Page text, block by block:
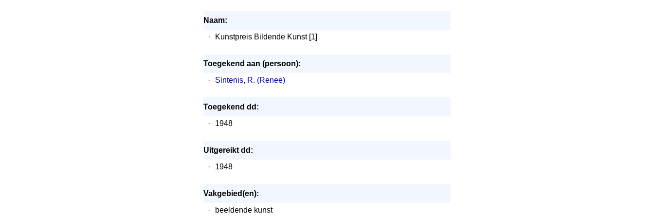
Naam:
·
Kunstpreis Bildende Kunst [1]
Toegekend aan (persoon):
·
Sintenis, R. (Renee)
Toegekend dd:
·
1948
Uitgereikt dd:
·
1948
Vakgebied(en):
·
beeldende kunst